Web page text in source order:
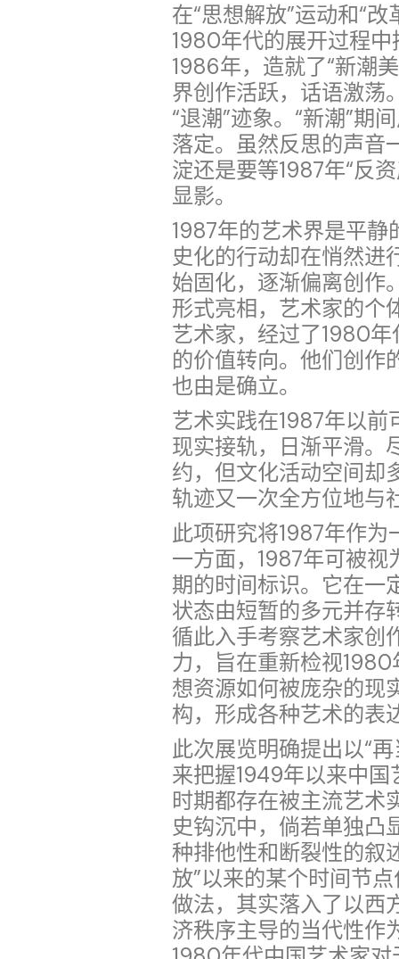
在“思想解放”运动和“
1980年代的展开过程
1986年，造就了“新潮
界创作活跃，话语激荡
“退潮”迹象。“新潮”期
落定。虽然反思的声音
淀还是要等1987年“反
显影。
1987年的艺术界是平静
史化的行动却在悄然进
始固化，逐渐偏离创作
形式亮相，艺术家的个
艺术家，经过了1980
的价值转向。他们创作
也由是确立。
艺术实践在1987年以前
现实接轨，日渐平滑。
约，但文化活动空间却
轨迹又一次全方位地与
此项研究将1987年作
一方面，1987年可被
期的时间标识。它在一
状态由短暂的多元并存
循此入手考察艺术家创
力，旨在重新检视
想资源如何被庞杂的现
构，形成各种艺术的表
此次展览明确提出以“
来把握1949年以来中
时期都存在被主流艺术
史钩沉中，倘若单独凸
种排他性和断裂性的叙
放”以来的某个时间节
做法，其实落入了以西
济秩序主导的当代性作